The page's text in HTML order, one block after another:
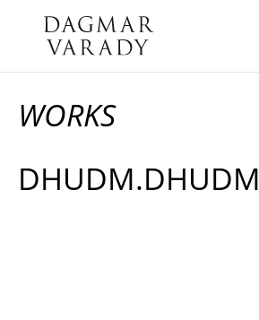
WORKS
DHUDM.DHUDM